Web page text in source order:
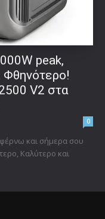
peak,
Φθηνότερο!
V2 στα
0
και σήμερα σου
Καλύτερο και